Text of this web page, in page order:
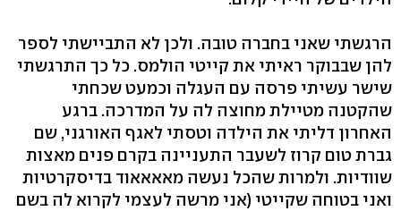
הרגשתי שאני בחברה טובה. ולכן לא התביישתי לספר
להן שבבוקר ראיתי את קייטי הולמס. כל כך התרגשתי
שישר עשיתי פרסה עם העגלה וכמעט שכחתי
שהקטנה מטיילת מחוצה לה על המדרכה. ברגע
האחרון דליתי את הילדה וטסתי לאגף האורגני, שם
גברת טום קרוז לשעבר התעניינה בקרם פנים מאצות
שוודיות. ולמרות שהכל נעשה מאאאאוד בדיסקרטיות
ואני בטוחה שקייטי (אני מרשה לעצמי לקרוא לה בשם